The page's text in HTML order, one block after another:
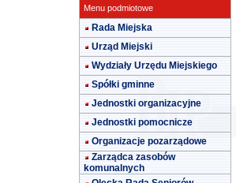
Menu podmiotowe
Rada Miejska
Urząd Miejski
Wydziały Urzędu Miejskiego
Spółki gminne
Jednostki organizacyjne
Jednostki pomocnicze
Organizacje pozarządowe
Zarządca zasobów
komunalnych